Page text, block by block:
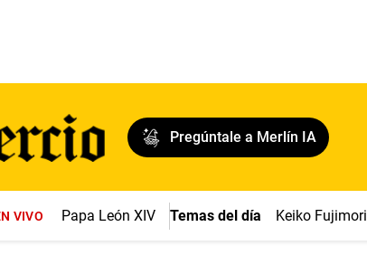
Pregúntale a Merlín IA
VIVO Papa León XIV Temas del día Keiko Fujimori